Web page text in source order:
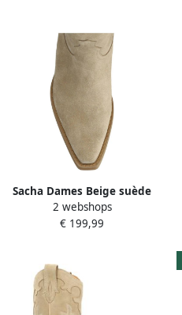
Sacha Dames Beige suède
cowboylaarzen met stiksels
2 webshops
€ 199,99